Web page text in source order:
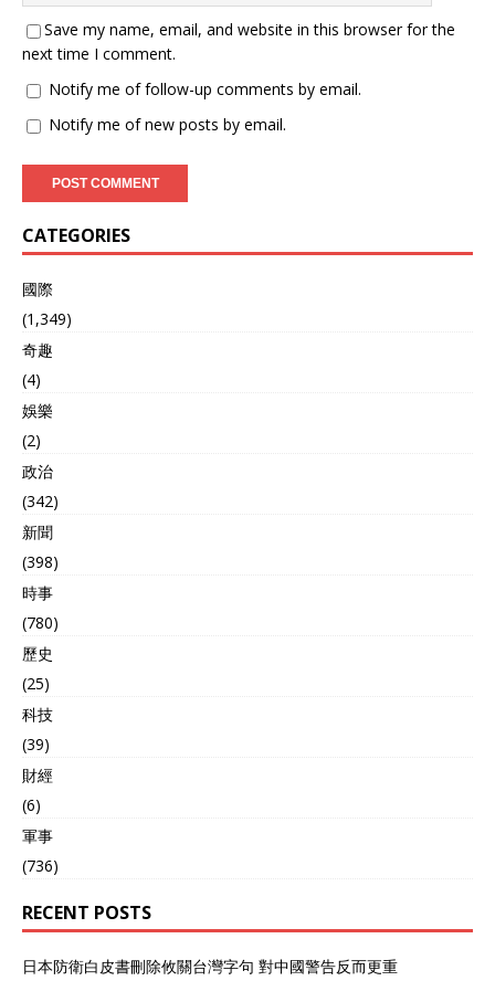
Save my name, email, and website in this browser for the
next time I comment.
Notify me of follow-up comments by email.
Notify me of new posts by email.
CATEGORIES
國際
(1,349)
奇趣
(4)
娛樂
(2)
政治
(342)
新聞
(398)
時事
(780)
歷史
(25)
科技
(39)
財經
(6)
軍事
(736)
RECENT POSTS
日本防衛白皮書刪除攸關台灣字句 對中國警告反而更重